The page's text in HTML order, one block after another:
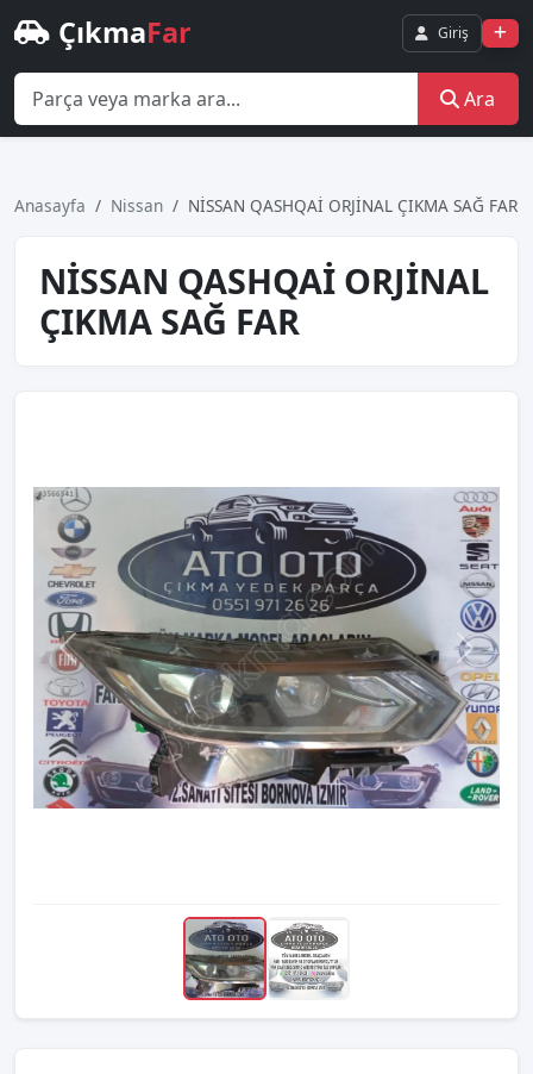
ÇıkmaFar Giriş
Ara
Anasayfa Nissan NİSSAN QASHQAİ ORJİNAL ÇIKMA SAĞ FAR
NİSSAN QASHQAİ ORJİNAL
ÇIKMA SAĞ FAR